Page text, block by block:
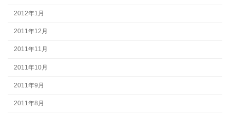
2012年1月
2011年12月
2011年11月
2011年10月
2011年9月
2011年8月